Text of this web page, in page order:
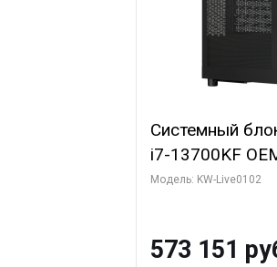
Системный
i7-13700KF
7, C16 8EC/
Turbo/ 960 ГБ
Модель: KW-Live0102
573 151